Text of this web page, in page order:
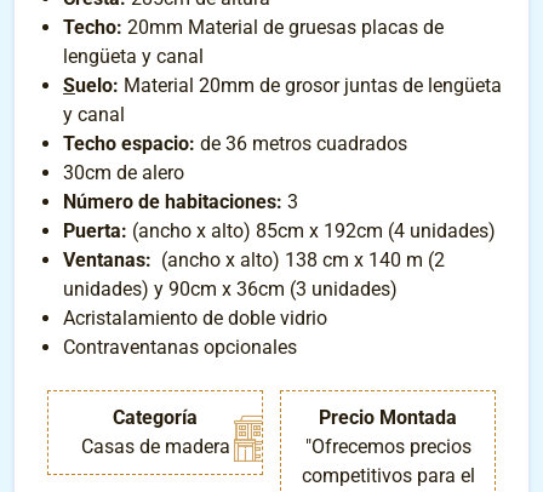
Techo: 20mm Material de gruesas placas de
lengüeta y canal
Suelo: Material 20mm de grosor juntas de lengüeta
y canal
Techo espacio: de 36 metros cuadrados
30cm de alero
Número de habitaciones: 3
Puerta: (ancho x alto) 85cm x 192cm (4 unidades)
Ventanas: (ancho x alto) 138 cm x 140 m (2
unidades) y 90cm x 36cm (3 unidades)
Acristalamiento de doble vidrio
Contraventanas opcionales
Categoría
Casas de madera
Precio Montada
"Ofrecemos precios
competitivos para el